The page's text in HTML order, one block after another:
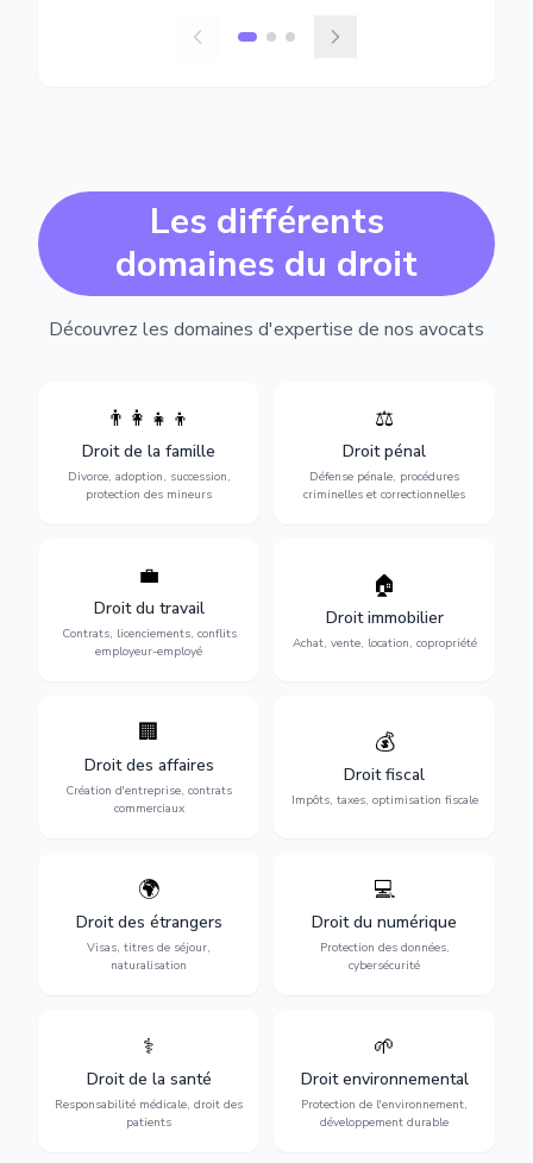
Les différents
domaines du droit
Découvrez les domaines d'expertise de nos avocats
👨‍👩‍👧‍👦
Droit de la famille
Divorce, adoption, succession,
protection des mineurs
Divorce, garde d'enfants,
adoption, succession et
protection des personnes
vulnérables.
⚖️
Droit pénal
Défense pénale, procédures
criminelles et correctionnelles
Expertise en matière pénale,
vue jusqu'au procès, pour
toute affaire correctionnelle
ou criminelle.
💼
Droit du travail
Contrats, licenciements, conflits
employeur-employé
Protection de vos droits au
licenciements, harcèlement,
discrimination et conflits
avec l'employeur.
🏠
Droit immobilier
Achat, vente, location, copropriété
Sécurisation de vos projets
immobiliers : achat, vente,
location, construction et
gestion de copropriété.
🏢
Droit des affaires
Création d'entreprise, contrats
commerciaux
Accompagnement complet
création, contrats
commerciaux, concurrence
et litiges.
💰
Droit fiscal
Impôts, taxes, optimisation fiscale
Optimisation de votre
situation fiscale :
déclarations, contentieux,
contrôles fiscaux et
planification.
🌍
Droit des étrangers
Visas, titres de séjour,
naturalisation
Obtention de vos droits de
séjour : visas, cartes de
séjour, regroupement
familial et naturalisation.
💻
Droit du numérique
Protection des données,
cybersécurité
Protection de vos activités
numériques : RGPD,
cybersécurité, e-commerce
et propriété digitale.
⚕️
Droit de la santé
Responsabilité médicale, droit des
patients
Défense de vos droits
médicales, responsabilité
des praticiens et
indemnisation.
🌱
Droit environnemental
Protection de l'environnement,
développement durable
Protection de
conformité
environnementale, litiges et
développement durable.